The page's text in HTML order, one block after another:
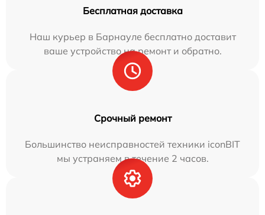
Бесплатная доставка
Наш курьер в Барнауле бесплатно доставит
ваше устройство на ремонт и обратно.
Срочный ремонт
Большинство неисправностей техники iconBIT
мы устраняем в течение 2 часов.